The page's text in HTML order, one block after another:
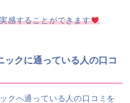
感することができます
クに通っている人の口コ
クへ通っている人の口コミを